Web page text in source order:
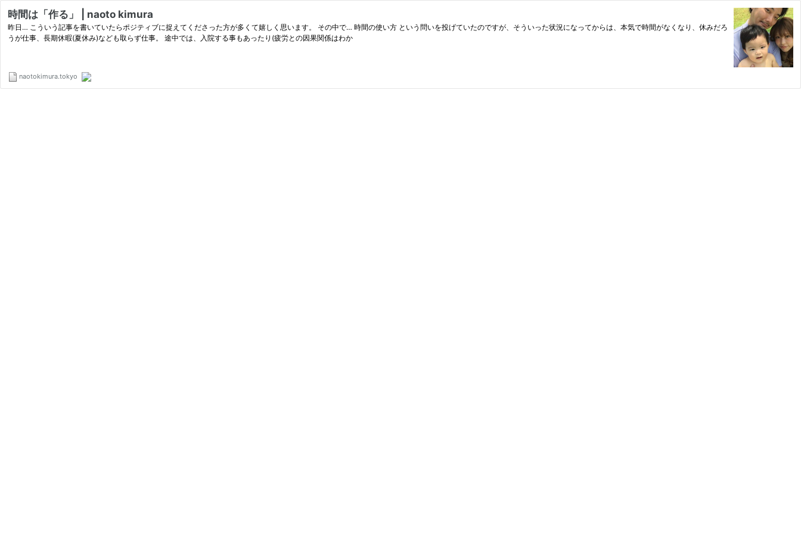
時間は「作る」 | naoto kimura
昨日… こういう記事を書いていたらポジティブに捉えてくださった方が多くて嬉しく思います。 その中で… 時間の使い方 という問いを投げていたのですが、そういった状況になってからは、本気で時間がなくなり、休みだろ
うが仕事、長期休暇(夏休み)なども取らず仕事。 途中では、入院する事もあったり(疲労との因果関係はわか
naotokimura.tokyo